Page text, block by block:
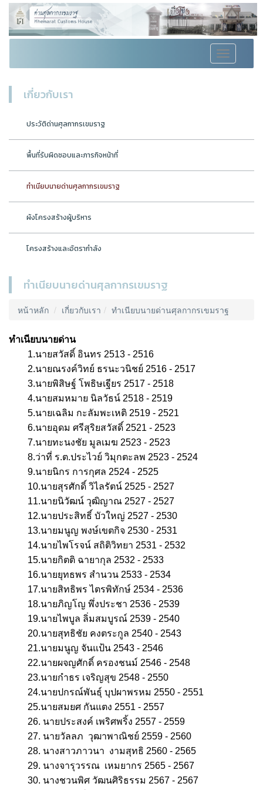
Toggle
navigation
เกี่ยวกับเรา
ประวัติด่านศุลกากรเขมราฐ
พื้นที่รับผิดชอบและภารกิจหน้าที่
ทำเนียบนายด่านศุลกากรเขมราฐ
ผังโครงสร้างผู้บริหาร
โครงสร้างและอัตรากำลัง
ทำเนียบนายด่านศุลกากรเขมราฐ
หน้าหลัก เกี่ยวกับเรา ทำเนียบนายด่านศุลกากรเขมราฐ
ทำเนียบนายด่าน
1.นายสวัสดิ์ อินทร 2513 - 2516
2.นายณรงค์วิทย์ ธรนะวนิชย์ 2516 - 2517
3.นายพิสิษฐ์ โพธิษเฐียร 2517 - 2518
4.นายสมหมาย นิลวัธน์ 2518 - 2519
5.นายเฉลิม กะลัมพะเหติ 2519 - 2521
6.นายอุดม ศรีสุริยสวัสดิ์ 2521 - 2523
7.นายทะนงชัย มูลเมฆ 2523 - 2523
8.ว่าที่ ร.ต.ประไวย์ วิมุกตะลพ 2523 - 2524
9.นายนิกร การกุศล 2524 - 2525
10.นายสุรศักดิ์ วิไลรัตน์ 2525 - 2527
11.นายนิวัฒน์ วุฒิญาณ 2527 - 2527
12.นายประสิทธิ์ บัวใหญ่ 2527 - 2530
13.นายมนูญ พงษ์เขตกิจ 2530 - 2531
14.นายไพโรจน์ สถิติวิทยา 2531 - 2532
15.นายกิตติ ฉายากุล 2532 - 2533
16.นายยุทธพร สำนวน 2533 - 2534
17.นายสิทธิพร ไตรพิทักษ์ 2534 - 2536
18.นายภิญโญ พึ่งประชา 2536 - 2539
19.นายไพบูล ลิ่มสมบูรณ์ 2539 - 2540
20.นายสุทธิชัย คงตระกูล 2540 - 2543
21.นายมนูญ จันแป้น 2543 - 2546
22.นายผจญศักดิ์ ครองชนม์ 2546 - 2548
23.นายกำธร เจริญสุข 2548 - 2550
24.นายปกรณ์พันธุ์ บุปผาพรหม 2550 - 2551
25.นายสมยศ กันแตง 2551 - 2557
26. นายประสงค์ เพริศพริ้ง 2557 - 2559
27. นายวัลลภ วุฒาพาณิชย์ 2559 - 2560
28. นางสาวภาวนา งามสุทธิ 2560 - 2565
29. นางจารุวรรณ เหมยากร 2565 - 2567
30. นางชวนพิศ วัฒนศิริธรรม 2567 - 2567